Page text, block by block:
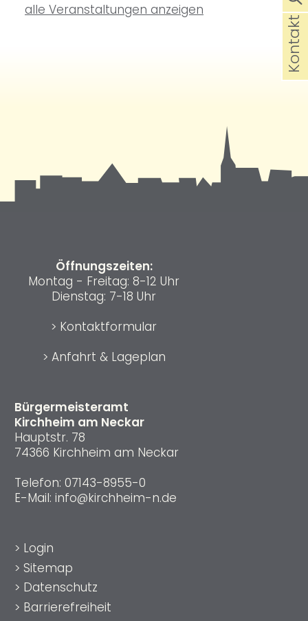
alle Veranstaltungen anzeigen
Bürgermeisteramt
Kirchheim am Neckar
Hauptstr. 78
74366 Kirchheim am Neckar
Telefon: 07143-8955-0
E-Mail: info@kirchheim-n.de
Öffnungszeiten:
Montag - Freitag: 8-12 Uhr
Dienstag: 7-18 Uhr
> Kontaktformular
> Anfahrt & Lageplan
> Login
> Sitemap
> Datenschutz
> Barrierefreiheit
Kontakt